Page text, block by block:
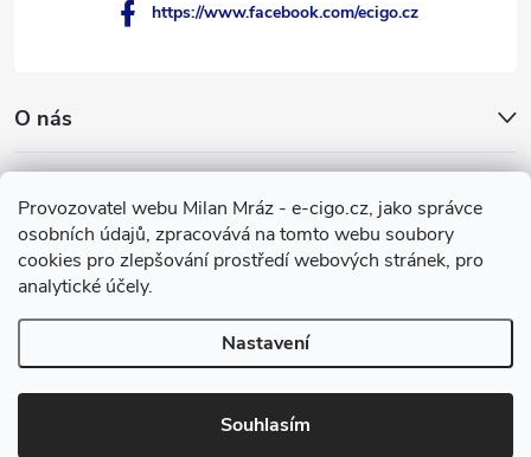
Provozovatel webu Milan Mráz - e-cigo.cz, jako správce
osobních údajů, zpracovává na tomto webu soubory
cookies pro zlepšování prostředí webových stránek, pro
analytické účely.
Nastavení
Souhlasím
O nás
Facebook
https://www.facebook.com/ecigo.cz
Vytvořil Shoptet
Copyright 2007-2026e-cigo.cz. Všechna práva vyhrazena.